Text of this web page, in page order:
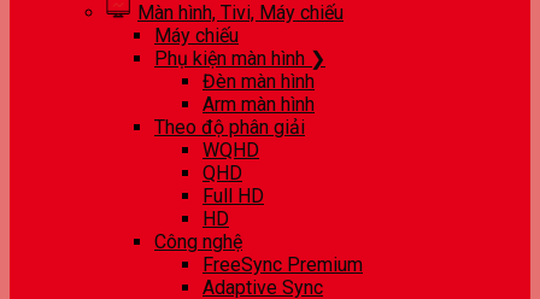
Màn hình, Tivi, Máy chiếu
Máy chiếu
Phụ kiện màn hình ❯
Đèn màn hình
Arm màn hình
Theo độ phân giải
WQHD
QHD
Full HD
HD
Công nghệ
FreeSync Premium
Adaptive Sync